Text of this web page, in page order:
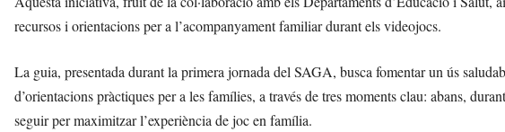
recursos i orientacions per a l’acompanyament familiar durant els videojocs.
La guia, presentada durant la primera jornada del SAGA, busca fomentar un ús
d’orientacions pràctiques per a les famílies, a través de tres moments clau: abans,
seguir per maximitzar l’experiència de joc en família.